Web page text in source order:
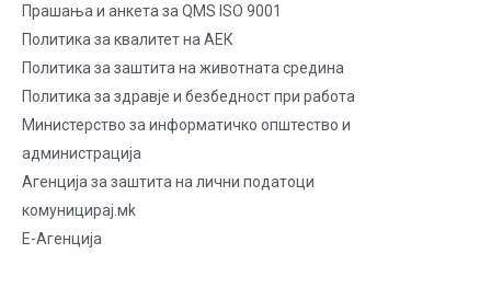
Прашања и анкета за QMS ISO 9001
Политика за квалитет на AЕК
Политика за заштита на животната средина
Политика за здравје и безбедност при работа
Министерство за информатичко општество и
администрација
Агенција за заштита на лични податоци
комуницирај.мk
Е-Агенција